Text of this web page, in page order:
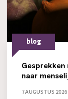
blog
naar
7 AUGUSTUS 2026